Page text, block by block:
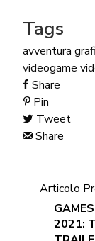
Tags
avventura
videogame
Share
Pin
Tweet
Share
Articolo
2021: